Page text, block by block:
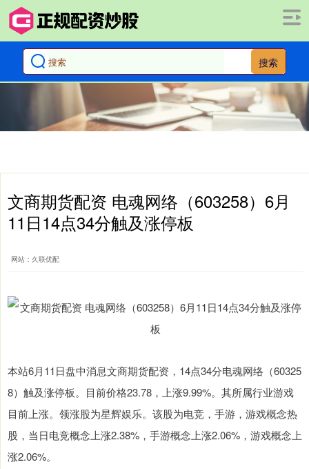
搜索
文商期货配资 电魂网络（603258）6月
11日14点34分触及涨停板
网站：久联优配
本站6月11日盘中消息文商期货配资，14点34分电魂网络（60325
8）触及涨停板。目前价格23.78，上涨9.99%。其所属行业游戏
目前上涨。领涨股为星辉娱乐。该股为电竞，手游，游戏概念热
股，当日电竞概念上涨2.38%，手游概念上涨2.06%，游戏概念上
涨2.06%。